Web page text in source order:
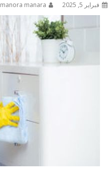
فبراير 5, 2025 manora manara